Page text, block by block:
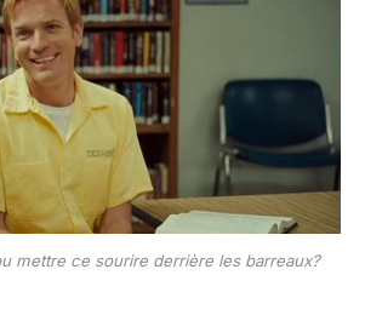
mettre ce sourire derrière les barreaux?